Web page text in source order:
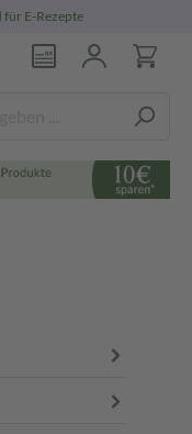
für E-Rezepte